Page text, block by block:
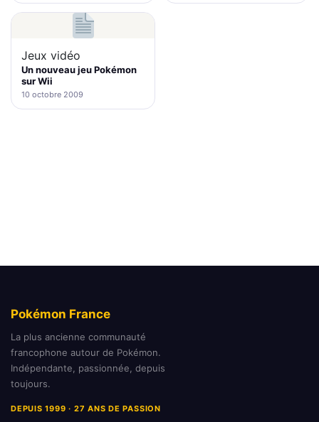
Jeux vidéo
Un nouveau jeu Pokémon
sur Wii
10 octobre 2009
Pokémon France
La plus ancienne communauté
francophone autour de Pokémon.
Indépendante, passionnée, depuis
toujours.
DEPUIS 1999 · 27 ANS DE PASSION